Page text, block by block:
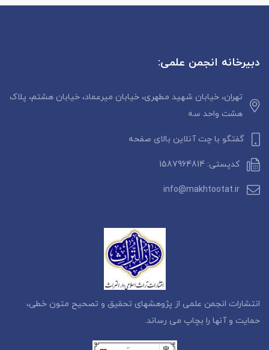
دبیرخانه انجمن علمی:
تهران، خیابان شهید مطهری، خیابان میرعماد، خیابان هشتم، پلاک
هشت واحد سه
گفتگو با چت آنلاین بالای صفحه
کدپستی: 1587964814
info@makhtootat.ir
انتشارات انجمن علمی از پژوهشهای تحقیق و تصحیح متون خطی،
حمایت و آنها را بچاپ می رساند.